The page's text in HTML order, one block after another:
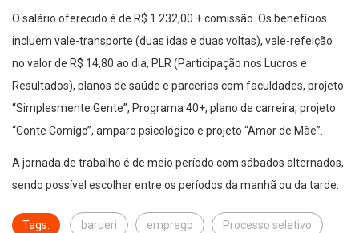
O salário oferecido é de R$ 1.232,00 + comissão. Os benefícios
incluem vale-transporte (duas idas e duas voltas), vale-refeição
no valor de R$ 14,80 ao dia, PLR (Participação nos Lucros e
Resultados), planos de saúde e parcerias com faculdades, projeto
“Simplesmente Gente”, Programa 40+, plano de carreira, projeto
“Conte Comigo”, amparo psicológico e projeto “Amor de Mãe”.
A jornada de trabalho é de meio período com sábados alternados,
sendo possível escolher entre os períodos da manhã ou da tarde.
Tags: barueri emprego Processo seletivo